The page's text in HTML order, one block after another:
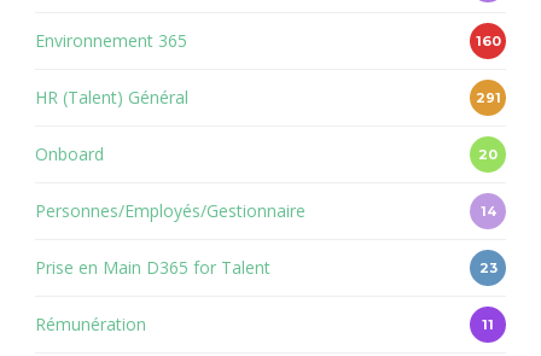
Environnement 365 160
HR (Talent) Général 291
Onboard 20
Personnes/Employés/Gestionnaire 14
Prise en Main D365 for Talent 23
Rémunération 11